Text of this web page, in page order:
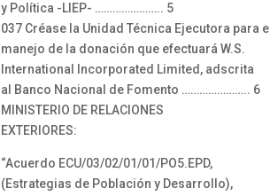
y Política -LIEP- ………………….. 5
037 Créase la Unidad Técnica Ejecutora para el
manejo de la donación que efectuará W.S.
International Incorporated Limited, adscrita
al Banco Nacional de Fomento ………………….. 6
MINISTERIO DE RELACIONES
EXTERIORES:
“Acuerdo ECU/03/02/01/01/PO5.EPD,
(Estrategias de Población y Desarrollo),